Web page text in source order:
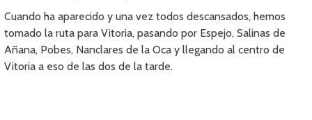
Cuando ha aparecido y una vez todos descansados, hemos
tomado la ruta para Vitoria, pasando por Espejo, Salinas de
Añana, Pobes, Nanclares de la Oca y llegando al centro de
Vitoria a eso de las dos de la tarde.